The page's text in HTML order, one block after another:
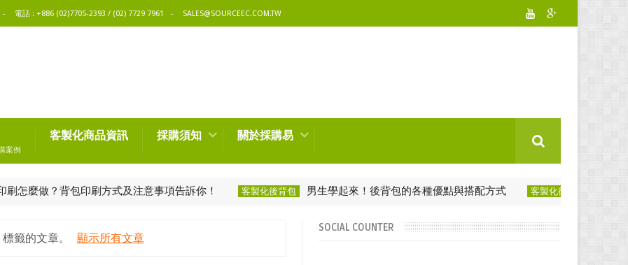
電話 : +886 (02)7705-2393 / (02) 7729 7961 SALES@SOURCEEC.COM.TW
案例
客製化商品資訊 採購須知 關於採購易
？背包印刷方式及注意事項告訴你！ 客製化後背包 男生學起來！後背包的各種優點與搭配方式 客製化後背包 背包要用哪個
標籤的文章。 顯示所有文章
SOCIAL COUNTER